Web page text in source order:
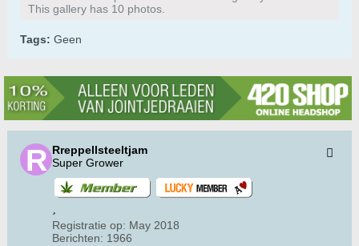
This gallery has 10 photos.
Tags: Geen
Rreppellsteeltjam
Super Grower
Registratie op: May 2018
Berichten: 1966